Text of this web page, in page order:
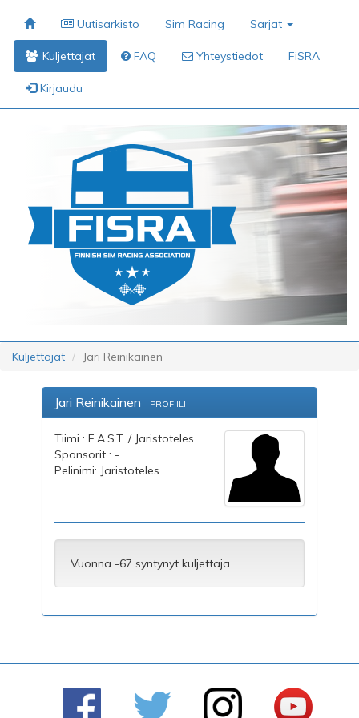
Uutisarkisto Sim Racing Sarjat
Kuljettajat FAQ Yhteystiedot FiSRA
Kirjaudu
Kuljettajat Jari Reinikainen
Jari Reinikainen - PROFIILI
Tiimi : F.A.S.T. / Jaristoteles
Sponsorit : -
Pelinimi: Jaristoteles
Vuonna -67 syntynyt kuljettaja.